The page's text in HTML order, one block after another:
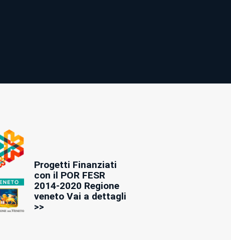
Progetti Finanziati
con il POR FESR
2014-2020 Regione
veneto Vai a dettagli
>>